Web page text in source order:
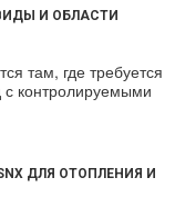
И ОБЛАСТИ
там, где требуется
контролируемыми
ДЛЯ ОТОПЛЕНИЯ И